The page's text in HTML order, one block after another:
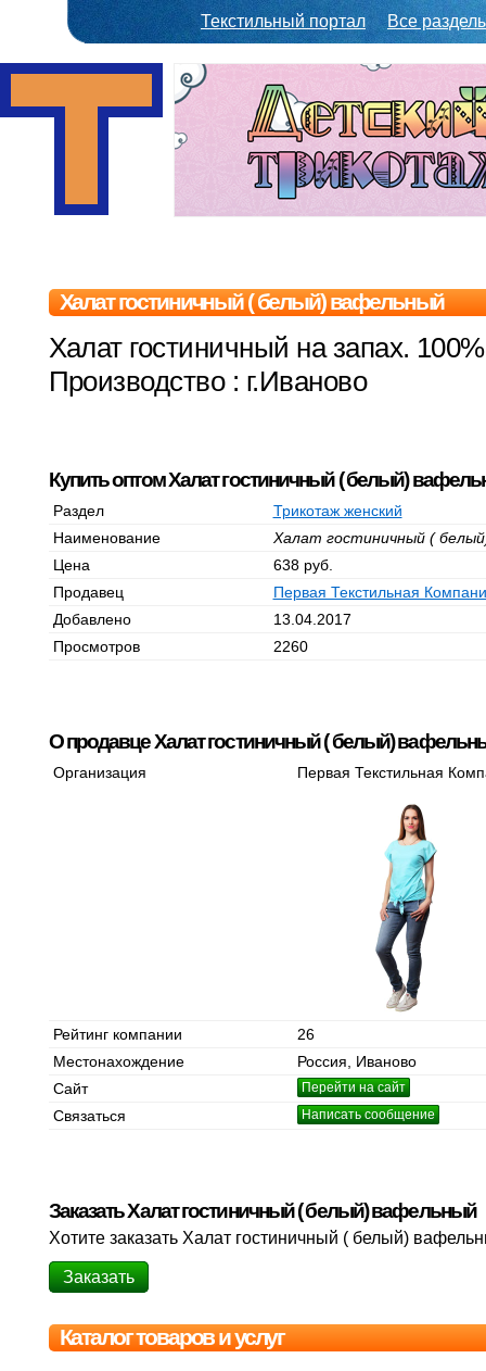
Текстильный портал Все
Халат гостиничный ( белый) вафельный
Халат гостиничный на запах.
Производство : г.Иваново
Купить оптом Халат гостиничный ( белый)
Раздел
Трикотаж женский
Наименование
Халат гостиничный (
Цена
638 руб.
Продавец
Первая Текстильная
Добавлено
13.04.2017
Просмотров
2260
О продавце Халат гостиничный ( белый)
Организация Первая Текстильная
Рейтинг компании
26
Местонахождение
Россия, Иваново
Сайт
Перейти на сайт
Связаться Написать сообщение
Заказать Халат гостиничный ( белый) вафельный
Хотите заказать Халат гостиничный ( белый)
Заказать
Каталог товаров и услуг